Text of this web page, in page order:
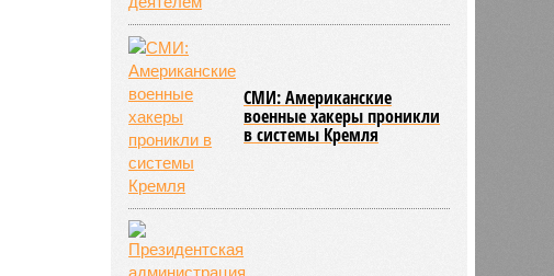
СМИ: Американские
военные хакеры проникли
в системы Кремля